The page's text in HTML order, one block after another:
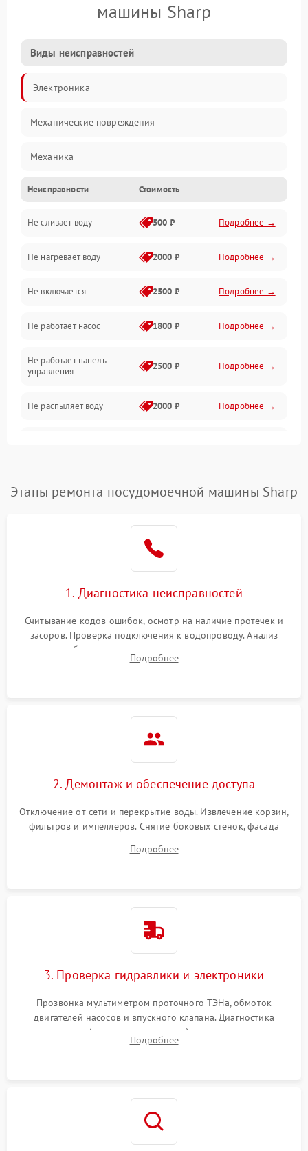
машины Sharp
Виды неисправностей
Электроника
Механические повреждения
Механика
Управление
Электропитание
Датчики
Нагрев
Вода
Гигиена
Программное обеспечение
Неисправности Стоимость
Не сливает воду 500 ₽ Подробнее →
Не нагревает воду 2000 ₽ Подробнее →
Не включается 2500 ₽ Подробнее →
Не работает насос 1800 ₽ Подробнее →
Не работает панель
управления
2500 ₽ Подробнее →
Не распыляет воду 2000 ₽ Подробнее →
воды
1800 ₽ Подробнее →
Проблемы с
Этапы ремонта посудомоечной машины Sharp
1. Диагностика неисправностей
Считывание кодов ошибок, осмотр на наличие протечек и
засоров. Проверка подключения к водопроводу. Анализ
жалоб на отсутствие слива, нагрева, вращения
разбрызгивателей или срабатывание системы защиты
Подробнее
2. Демонтаж и обеспечение доступа
Отключение от сети и перекрытие воды. Извлечение корзин,
фильтров и импеллеров. Снятие боковых стенок, фасада
циркуляционному насосу, ТЭНу и сливной помпе.
Подробнее
3. Проверка гидравлики и электроники
Прозвонка мультиметром проточного ТЭНа, обмоток
двигателей насосов и впускного клапана. Диагностика
прессостата (датчика уровня воды), датчика мутности,
концевика дверцы и электронного модуля управления.
Подробнее